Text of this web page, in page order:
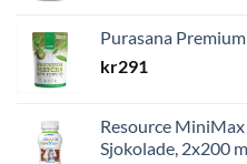
Purasana
kr291
Resource
Sjokolade, 2x200